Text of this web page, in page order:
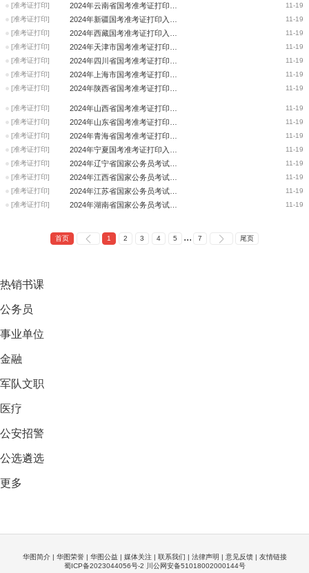
11-19
[准考证打印]
11-19
[准考证打印]
11-19
[准考证打印]
11-19
[准考证打印]
11-19
[准考证打印]
11-19
[准考证打印]
11-19
[准考证打印]
11-19
[准考证打印]
11-19
[准考证打印]
11-19
[准考证打印]
11-19
[准考证打印]
11-19
[准考证打印]
11-19
[准考证打印]
11-19
[准考证打印]
11-19
[准考证打印]
首页 1 2 3 4 5 ... 7 尾页
热销书课
公务员
事业单位
金融
军队文职
医疗
公安招警
公选遴选
更多
华图简介| 华图荣誉| 华图公益 | 媒体关注| 联系我们 | 法律声明 | 意见反馈| 友情链接
蜀ICP备2023044056号-2 川公网安备51018002000144号